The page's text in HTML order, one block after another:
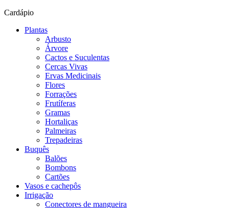
Cardápio
Plantas
Arbusto
Árvore
Cactos e Suculentas
Cercas Vivas
Ervas Medicinais
Flores
Forrações
Frutíferas
Gramas
Hortaliças
Palmeiras
Trepadeiras
Buquês
Balões
Bombons
Cartões
Vasos e cachepôs
Irrigação
Conectores de mangueira